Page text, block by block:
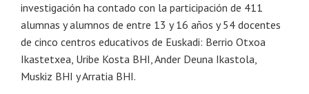
investigación ha contado con la participación de 411
alumnas y alumnos de entre 13 y 16 años y 54 docentes
de cinco centros educativos de Euskadi: Berrio Otxoa
Ikastetxea, Uribe Kosta BHI, Ander Deuna Ikastola,
Muskiz BHI y Arratia BHI.